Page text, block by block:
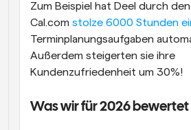
Zum Beispiel hat Deel durch
Cal.com stolze 6000 Stunden
Terminplanungsaufgaben
Außerdem steigerten sie ihre
Kundenzufriedenheit um 30%!
Was wir für 2026